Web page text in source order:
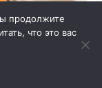
продолжите
что это вас